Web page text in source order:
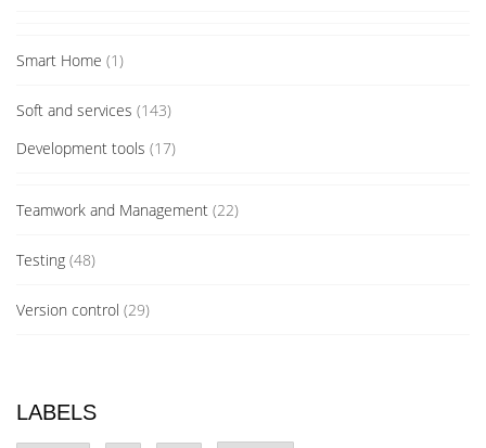
Smart Home (1)
Soft and services (143)
Development tools (17)
Teamwork and Management (22)
Testing (48)
Version control (29)
LABELS